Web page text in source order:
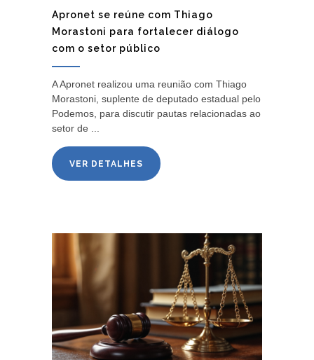
Apronet se reúne com Thiago
Morastoni para fortalecer diálogo
com o setor público
A Apronet realizou uma reunião com Thiago
Morastoni, suplente de deputado estadual pelo
Podemos, para discutir pautas relacionadas ao
setor de ...
VER DETALHES